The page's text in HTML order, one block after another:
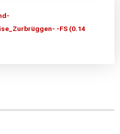
-FS (0.14